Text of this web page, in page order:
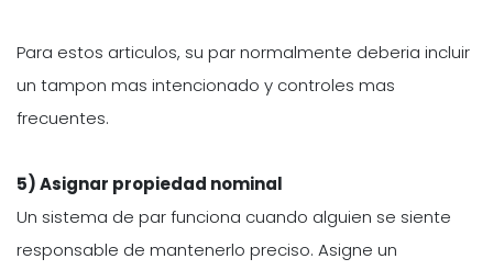
Para estos articulos, su par normalmente deberia incluir
un tampon mas intencionado y controles mas
frecuentes.
5) Asignar propiedad nominal
Un sistema de par funciona cuando alguien se siente
responsable de mantenerlo preciso. Asigne un